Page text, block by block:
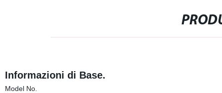
Informazioni di Base.
Model No.